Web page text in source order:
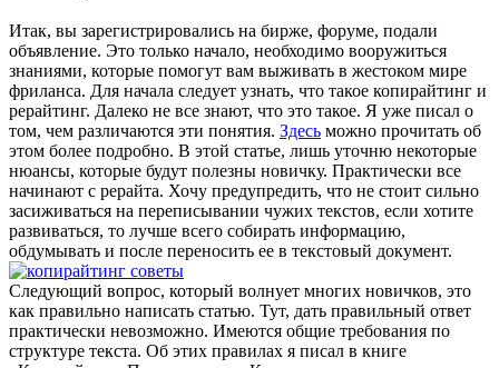
Итак, вы зарегистрировались на бирже, форуме, подали
объявление. Это только начало, необходимо вооружиться
знаниями, которые помогут вам выживать в жестоком мире
фриланса. Для начала следует узнать, что такое копирайтинг и
рерайтинг. Далеко не все знают, что это такое. Я уже писал о
том, чем различаются эти понятия. Здесь можно прочитать об
этом более подробно. В этой статье, лишь уточню некоторые
нюансы, которые будут полезны новичку. Практически все
начинают с рерайта. Хочу предупредить, что не стоит сильно
засиживаться на переписывании чужих текстов, если хотите
развиваться, то лучше всего собирать информацию,
обдумывать и после переносить ее в текстовый документ.
Следующий вопрос, который волнует многих новичков, это
как правильно написать статью. Тут, дать правильный ответ
практически невозможно. Имеются общие требования по
структуре текста. Об этих правилах я писал в книге